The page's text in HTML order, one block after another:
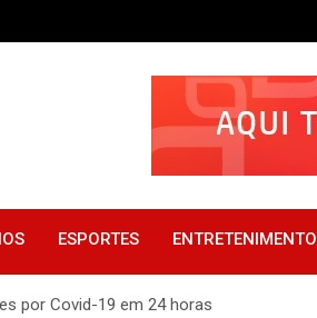
ESPORTES ENTRETENIMENTO
por Covid-19 em 24 horas